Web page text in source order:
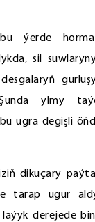
ýerde
sil
ylmy
ugra degişli
dikuçary
tarap ugur
derejede